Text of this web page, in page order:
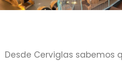
Desde Cerviglas sabemos